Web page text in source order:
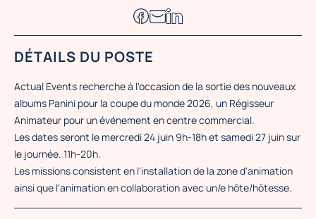
DÉTAILS DU POSTE
Actual Events recherche à l'occasion de la sortie des nouveaux
albums Panini pour la coupe du monde 2026, un Régisseur
Animateur pour un événement en centre commercial.
Les dates seront le mercredi 24 juin 9h-18h et samedi 27 juin sur
le journée. 11h-20h.
Les missions consistent en l'installation de la zone d'animation
ainsi que l'animation en collaboration avec un/e hôte/hôtesse.